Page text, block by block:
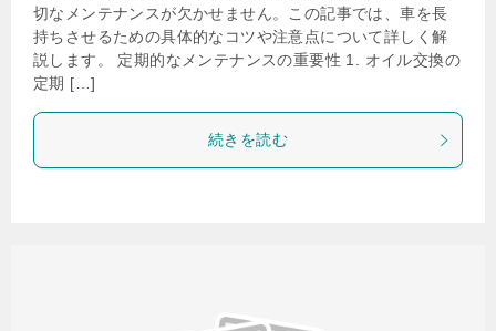
切なメンテナンスが欠かせません。この記事では、車を長
持ちさせるための具体的なコツや注意点について詳しく解
説します。 定期的なメンテナンスの重要性 1. オイル交換の
定期 […]
続きを読む